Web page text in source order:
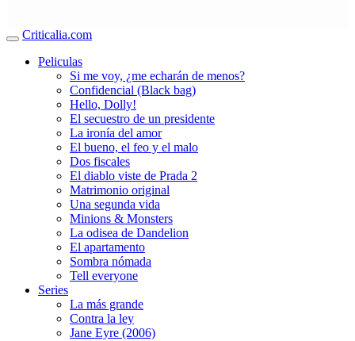
Criticalia.com
Peliculas
Si me voy, ¿me echarán de menos?
Confidencial (Black bag)
Hello, Dolly!
El secuestro de un presidente
La ironía del amor
El bueno, el feo y el malo
Dos fiscales
El diablo viste de Prada 2
Matrimonio original
Una segunda vida
Minions & Monsters
La odisea de Dandelion
El apartamento
Sombra nómada
Tell everyone
Series
La más grande
Contra la ley
Jane Eyre (2006)